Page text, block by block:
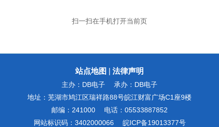
扫一扫在手机打开当前页
站点地图 法律声明
主办：DB电子
承办：DB电子
地址：芜湖市鸠江区瑞祥路88号皖江财富广场C1座9楼
邮编：241000
电话：05533887852
网站标识码：3402000066
皖ICP备19013377号